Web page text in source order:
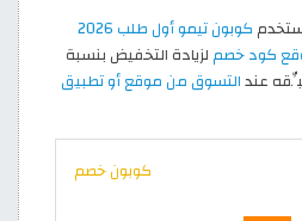
كوبون تيمو أول طلب 2026
كود خصم لزيادة التخفيض بنسبة
التسوق من موقع أو تطبيق
كوبون خصم